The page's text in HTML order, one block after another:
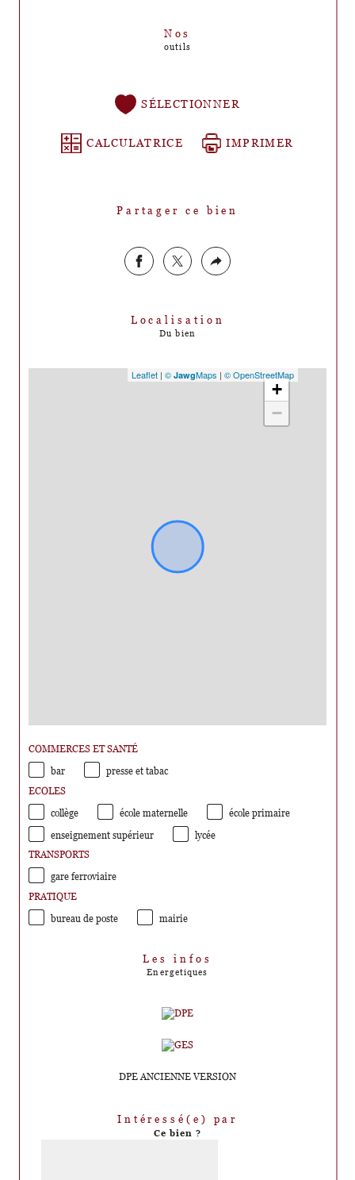
Nos
outils
SÉLECTIONNER
CALCULATRICE IMPRIMER
Partager ce bien
Localisation
Du bien
+
−
Leaflet | © JawgMaps | © OpenStreetMap
COMMERCES ET SANTÉ
bar
presse et tabac
ECOLES
collège
école maternelle école primaire
enseignement supérieur
lycée
TRANSPORTS
gare ferroviaire
PRATIQUE
bureau de poste
mairie
Les infos
Energetiques
DPE ANCIENNE VERSION
Intéressé(e) par
Ce bien ?